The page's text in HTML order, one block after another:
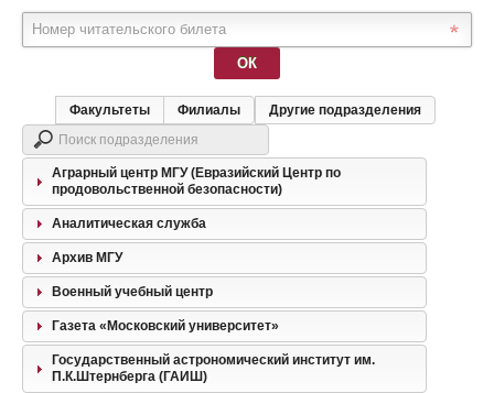
ОК
Факультеты Филиалы Другие подразделения
Аграрный центр МГУ (Евразийский Центр по
продовольственной безопасности)
Аналитическая служба
Архив МГУ
Военный учебный центр
Газета «Московский университет»
Государственный астрономический институт им.
П.К.Штернберга (ГАИШ)